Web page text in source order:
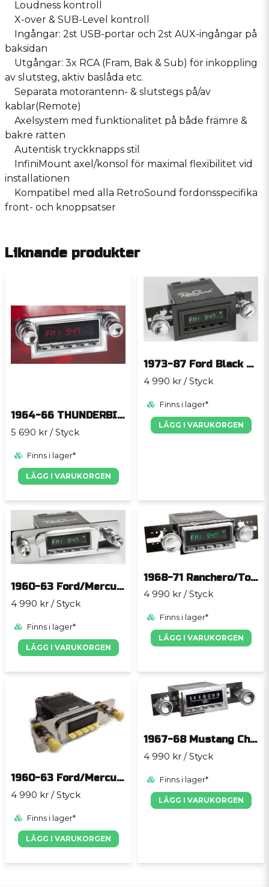
Loudness kontroll
X-over & SUB-Level kontroll
Ingångar: 2st USB-portar och 2st AUX-ingångar på
baksidan
Utgångar: 3x RCA (Fram, Bak & Sub) för inkoppling
av slutsteg, aktiv baslåda etc.
Separata motorantenn- & slutstegs på/av
kablar(Remote)
Axelsystem med funktionalitet på både främre &
bakre ratten
Autentisk tryckknapps stil
InfiniMount axel/konsol för maximal flexibilitet vid
installationen
Kompatibel med alla RetroSound fordonsspecifika
front- och knoppsatser
Liknande produkter
1964-66 THUNDERBIRD SAN DIEGO
5 690 kr / Styck
Finns i lager*
LÄGG I VARUKORGEN
1973-87 Ford Black SANTA BARBARA
4 990 kr / Styck
Finns i lager*
LÄGG I VARUKORGEN
1960-63 Ford/Mercury SANTA BARBARA
4 990 kr / Styck
Finns i lager*
LÄGG I VARUKORGEN
1968-71 Ranchero/Torino SANTA BARBARA
4 990 kr / Styck
Finns i lager*
LÄGG I VARUKORGEN
1960-63 Ford/Mercury Ivory SANTA BARBARA
4 990 kr / Styck
Finns i lager*
LÄGG I VARUKORGEN
1967-68 Mustang Chrome SANTA BARBARA
4 990 kr / Styck
Finns i lager*
LÄGG I VARUKORGEN